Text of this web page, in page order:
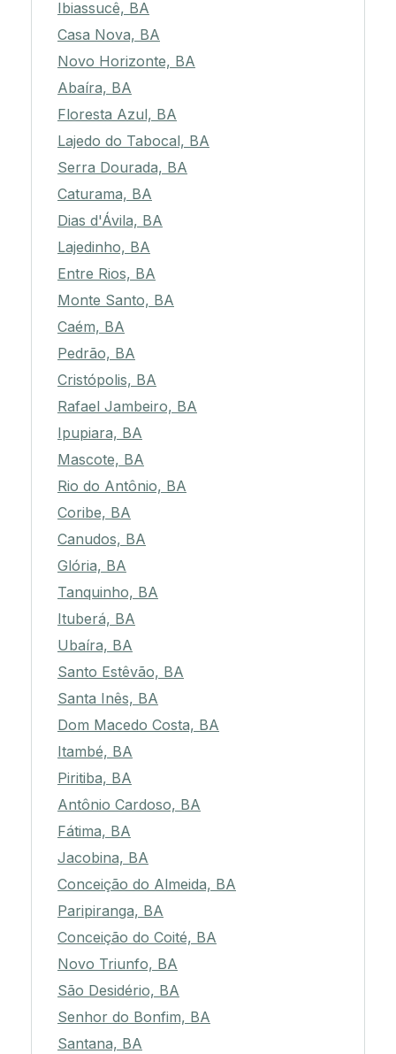
Ibiassucê, BA
Casa Nova, BA
Novo Horizonte, BA
Abaíra, BA
Floresta Azul, BA
Lajedo do Tabocal, BA
Serra Dourada, BA
Caturama, BA
Dias d'Ávila, BA
Lajedinho, BA
Entre Rios, BA
Monte Santo, BA
Caém, BA
Pedrão, BA
Cristópolis, BA
Rafael Jambeiro, BA
Ipupiara, BA
Mascote, BA
Rio do Antônio, BA
Coribe, BA
Canudos, BA
Glória, BA
Tanquinho, BA
Ituberá, BA
Ubaíra, BA
Santo Estêvão, BA
Santa Inês, BA
Dom Macedo Costa, BA
Itambé, BA
Piritiba, BA
Antônio Cardoso, BA
Fátima, BA
Jacobina, BA
Conceição do Almeida, BA
Paripiranga, BA
Conceição do Coité, BA
Novo Triunfo, BA
São Desidério, BA
Senhor do Bonfim, BA
Santana, BA